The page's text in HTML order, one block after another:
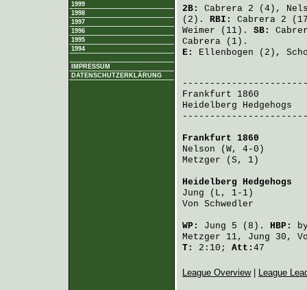
1999
1998
1997
1996
1995
1994
IMPRESSUM
DATENSCHUTZERKLÄRUNG
2B: Cabrera 2 (4),
(2). RBI: Cabrera 2
Weimer (11). SB:
Cabrera (1).
E: Ellenbogen (2),
Frankfurt 1860
Heidelberg Hedgehogs
Frankfurt 1860
Nelson (W, 4-0)
Metzger (S, 1)
Heidelberg Hedgehogs
Jung (L, 1-1)
Von Schwedler
WP: Jung 5 (8). HBP:
Metzger 11, Jung 30,
T:
2:10; Att: 47
League Overview| League